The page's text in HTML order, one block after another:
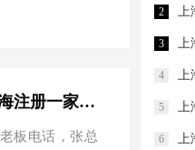
一、工商注册
程、租赁合同
上海注册公司成本大揭秘：个体工商户与有限公司的节税大PK-上海注册一家公司需要什么成本？
板电话，张总
2 上海建
3 上海
4 上海建
5 上海建
6 上海